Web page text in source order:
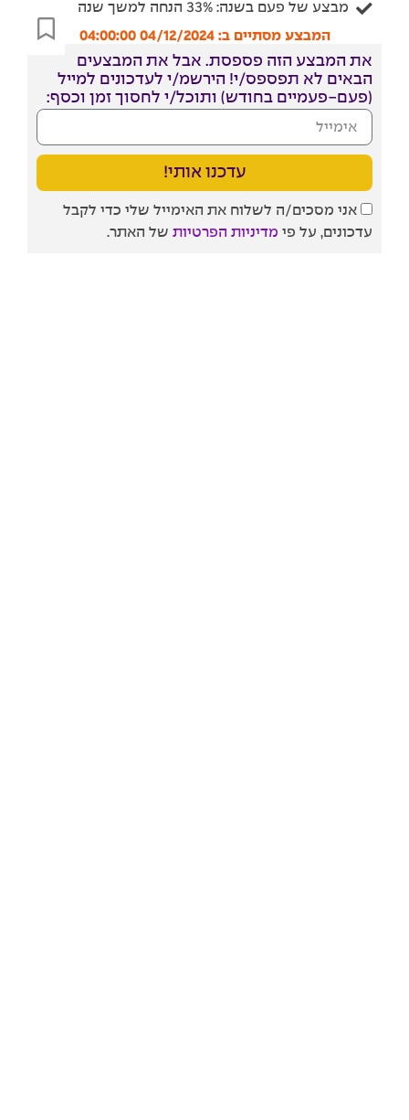
מבצע של פעם בשנה: 33% הנחה למשך שנה
המבצע מסתיים ב: 04/12/2024 04:00:00
את המבצע הזה פספסת. אבל את המבצעים
הבאים לא תפספס/י! הירשמ/י לעדכונים למייל
(פעם-פעמיים בחודש) ותוכל/י לחסוך זמן וכסף:
אני מסכים/ה לשלוח את האימייל שלי כדי לקבל
עדכונים, על פי מדיניות הפרטיות של האתר.
עדכנו אותי!